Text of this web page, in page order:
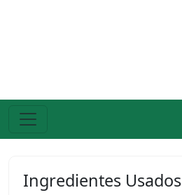
Ingredientes Usados